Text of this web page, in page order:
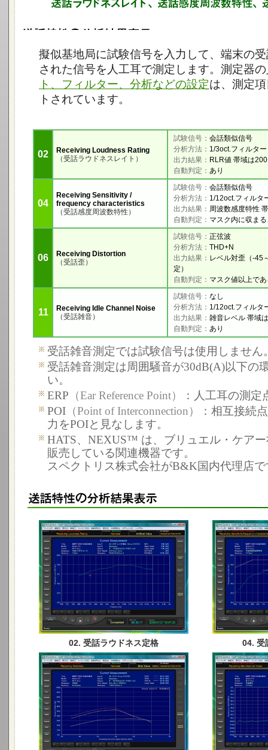
擬似基地局に試験信号を入力して、端末の
された信号を人工耳で測定します。測定器の
ト、フィルター、分析などの設定は、測定
トされています。
02
Receiving Loudness Rating
（受話ラウドネスレイト）
試験信号： 会話類似信号
分析方法： 1/3oct.フィルター
出力結果： RLR値 帯域は
自動判定： あり
04
Receiving Sensitivity /
frequency characteristics
（受話感度周波数特性）
試験信号： 会話類似信号
分析方法： 1/12oct.フィルタ
出力結果： 周波数感度特性
自動判定： マスク内に収ま
06
Receiving Distortion
（受話歪）
試験信号： 正弦波
分析方法： THD+N
出力結果： レベル対歪（-45
定）
自動判定： マスク値以上で
11
Receiving Idle Channel Noise
（受話雑音）
試験信号： なし
分析方法： 1/12oct.フィルタ
出力結果： 雑音レベル 帯域
自動判定： あり
受話雑音測定では試験信号は使用しません
受話雑音測定は周囲騒音が30dB(A)以下の
い。
ERP （Ear Reference Point）
：人工耳の測定
POI （Point of Interconnection）
：相互接続
力をPOIと見なします。
HATS、NEXUS™ は、ブリュエル・ケア
販売している関連機器です。
スペクトリス株式会社がB&K国内代理店
02. 受話ラウドネス定格 04. 受